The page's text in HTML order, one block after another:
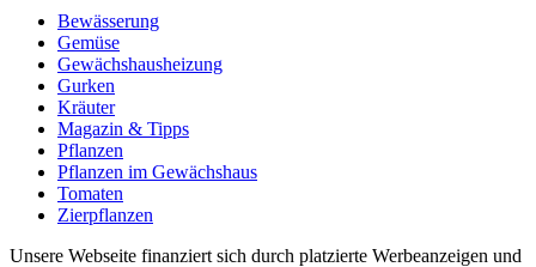
Bewässerung
Gemüse
Gewächshausheizung
Gurken
Kräuter
Magazin & Tipps
Pflanzen
Pflanzen im Gewächshaus
Tomaten
Zierpflanzen
Unsere Webseite finanziert sich durch platzierte Werbeanzeigen und